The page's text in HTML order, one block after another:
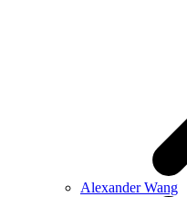
Alexander Wang